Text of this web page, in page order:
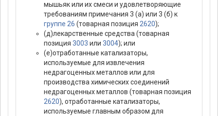
мышьяк или их смеси и удовлетворяющие
требованиям примечания 3 (а) или 3 (б) к
группе 26 (товарная позиция 2620);
(д)лекарственные средства (товарная
позиция 3003 или 3004); или
(е)отработанные катализаторы,
используемые для извлечения
недрагоценных металлов или для
производства химических соединений
недрагоценных металлов (товарная позиция
2620), отработанные катализаторы,
используемые главным образом для